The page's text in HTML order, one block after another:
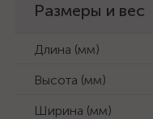
Размеры и вес
Длина (мм)
Высота (мм)
Ширина (мм)